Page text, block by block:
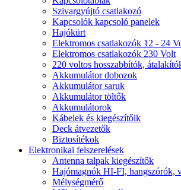
Szivargyújtó csatlakozó
Kapcsolók kapcsoló panelek
Hajókürt
Elektromos csatlakozók 12 - 24
Elektromos csatlakozók 230 Volt
220 voltos hosszabbítók,
Akkumulátor dobozok
Akkumulátor saruk
Akkumulátor töltők
Akkumulátorok
Kábelek és kiegészítőik
Deck átvezetők
Biztosítékok
Elektronikai felszerelések
Antenna talpak kiegészítők
Hajómagnók HI-FI, hangszórók,
Mélységmérő